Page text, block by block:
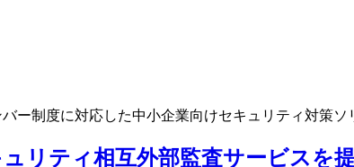
ー制度に対応した中小企業向けセキュリティ対策
リティ相互外部監査サービスを